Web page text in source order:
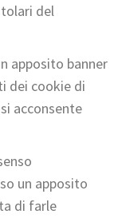
del
apposito banner
dei cookie di
acconsente
un apposito
di farle